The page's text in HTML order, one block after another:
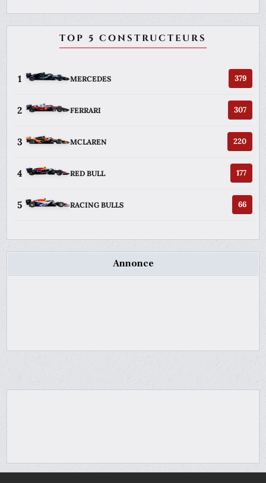
TOP 5 CONSTRUCTEURS
1 MERCEDES 379
2 FERRARI 307
3 MCLAREN 220
4 RED BULL 177
5 RACING BULLS 66
Annonce